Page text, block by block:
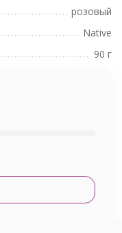
розовый
Native
90 г